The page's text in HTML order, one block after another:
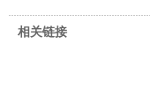
相关链接